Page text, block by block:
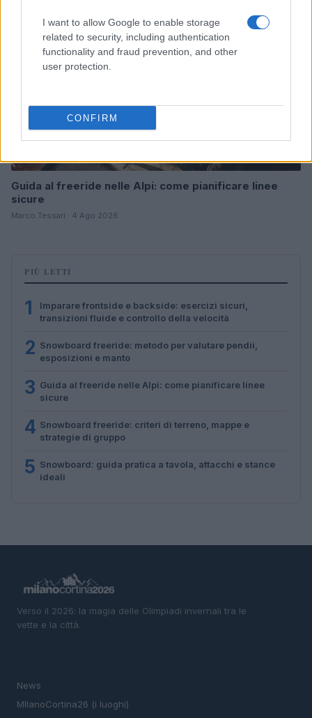
I want to allow Google to enable storage
related to security, including authentication
functionality and fraud prevention, and other
user protection.
CONFIRM
Guida al freeride nelle Alpi: come pianificare linee
sicure
Marco Tessari · 4 Ago 2026
PIÙ LETTI
1
Imparare frontside e backside: esercizi sicuri,
transizioni fluide e controllo della velocità
2 Snowboard freeride: metodo per valutare pendii,
esposizioni e manto
3 Guida al freeride nelle Alpi: come pianificare linee
sicure
4 Snowboard freeride: criteri di terreno, mappe e
strategie di gruppo
5 Snowboard: guida pratica a tavola, attacchi e stance
ideali
Verso il 2026: la magia delle Olimpiadi invernali tra le
vette e la città.
News
MIlanoCortina26 (i luoghi)